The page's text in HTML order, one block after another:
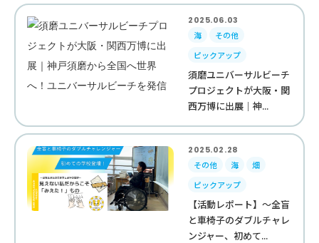
2025.06.03
海
その他
ピックアップ
須磨ユニバーサルビーチ
プロジェクトが大阪・関
西万博に出展｜神...
2025.02.28
その他
海
畑
ピックアップ
【活動レポート】～全盲
と車椅子のダブルチャレ
ンジャー、初めて...